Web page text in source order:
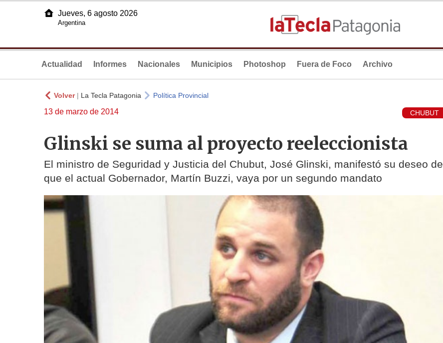
Jueves, 6 agosto 2026
Argentina
Actualidad Informes Nacionales Municipios Photoshop Fuera de Foco Archivo
Volver| La Tecla Patagonia Política Provincial
13 de marzo de 2014 CHUBUT
Glinski se suma al proyecto reeleccionista
El ministro de Seguridad y Justicia del Chubut, José Glinski, manifestó su deseo de
que el actual Gobernador, Martín Buzzi, vaya por un segundo mandato